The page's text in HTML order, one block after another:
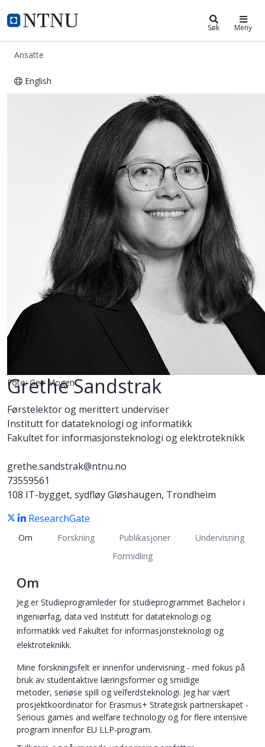
NTNU Hjemmeside
ntnu.no Søk Meny
Ansatte
English
Grethe Sandstrak
Foto: Geir Mogen
Grethe Sandstrak
Førstelektor og merittert underviser
Institutt for datateknologi og informatikk
Fakultet for informasjonsteknologi og elektroteknikk
grethe.sandstrak@ntnu.no
73559561
108 IT-bygget, sydfløy Gløshaugen, Trondheim
ResearchGate
Om Forskning Publikasjoner
Undervisning
Formidling
Om
Jeg er Studieprogramleder for studieprogrammet Bachelor i
ingeniørfag, data ved Institutt for datateknologi og
informatikk ved Fakultet for informasjonsteknologi og
elektroteknikk.
Mine forskningsfelt er innenfor undervisning - med fokus på
bruk av studentaktive læringsformer og smidige
metoder, seriøse spill og velferdsteknologi. Jeg har vært
prosjektkoordinator for Erasmus+ Strategisk partnerskapet -
Serious games and welfare technology og for flere intensive
program innenfor EU LLP-program.